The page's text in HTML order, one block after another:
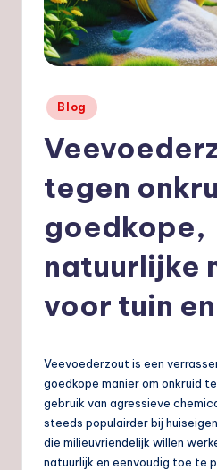
nl
o
s.
nl
Geplaatst
in
Blog
tegen
goedkope,
natuurlijke
voor tuin
Veevoederzout is een
goedkope manier om onkruid
gebruik van agressieve
steeds populairder bij
die milieuvriendelijk willen
natuurlijk en eenvoudig toe te